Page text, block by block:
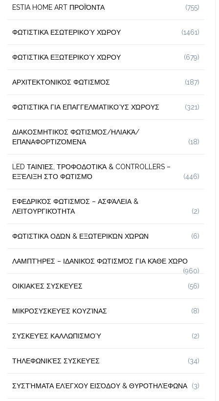
ESTIA HOME ART ΠΡΟΪΌΝΤΑ (755)
ΦΩΤΙΣΤΙΚΆ ΕΣΩΤΕΡΙΚΟΎ ΧΏΡΟΥ (1461)
ΦΩΤΙΣΤΙΚΆ ΕΞΩΤΕΡΙΚΟΎ ΧΏΡΟΥ (679)
ΑΡΧΙΤΕΚΤΟΝΙΚΌΣ ΦΩΤΙΣΜΌΣ (187)
ΦΩΤΙΣΤΙΚΆ ΓΙΑ ΕΠΑΓΓΕΛΜΑΤΙΚΟΎΣ ΧΏΡΟΥΣ (321)
ΔΙΑΚΟΣΜΗΤΙΚΌΣ ΦΩΤΙΣΜΌΣ/ΗΛΙΑΚΆ/
ΕΠΑΝΑΦΟΡΤΙΖΌΜΕΝΑ
(18)
LED ΤΑΙΝΊΕΣ, ΤΡΟΦΟΔΟΤΙΚΆ & CONTROLLERS –
ΕΞΈΛΙΞΗ ΣΤΟ ΦΩΤΙΣΜΌ
(446)
ΕΦΕΔΡΙΚΌΣ ΦΩΤΙΣΜΌΣ – ΑΣΦΆΛΕΙΑ &
ΛΕΙΤΟΥΡΓΙΚΌΤΗΤΑ
(2)
ΦΩΤΙΣΤΙΚΆ ΟΔΏΝ & ΕΞΩΤΕΡΙΚΏΝ ΧΏΡΩΝ (6)
ΛΑΜΠΤΉΡΕΣ – ΙΔΑΝΙΚΌΣ ΦΩΤΙΣΜΌΣ ΓΙΑ ΚΆΘΕ ΧΏΡΟ
(960)
ΟΙΚΙΑΚΈΣ ΣΥΣΚΕΥΈΣ
(56)
ΜΙΚΡΟΣΥΣΚΕΥΈΣ ΚΟΥΖΊΝΑΣ (8)
ΣΥΣΚΕΥΈΣ ΚΑΛΛΩΠΙΣΜΟΎ (2)
ΤΗΛΕΦΩΝΙΚΈΣ ΣΥΣΚΕΥΈΣ (34)
ΣΥΣΤΉΜΑΤΑ ΕΛΈΓΧΟΥ ΕΙΣΌΔΟΥ & ΘΥΡΟΤΗΛΈΦΩΝΑ (3)